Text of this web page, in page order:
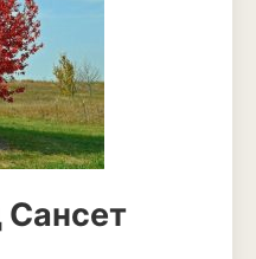
Сансет